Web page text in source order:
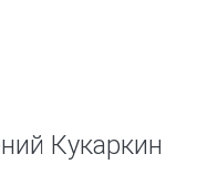
Кукаркин